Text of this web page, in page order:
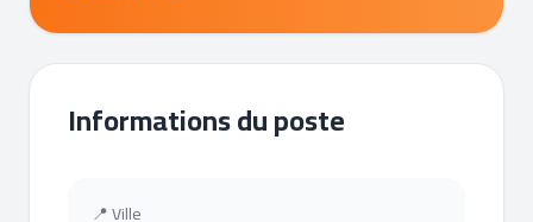
Informations du poste
📍 Ville